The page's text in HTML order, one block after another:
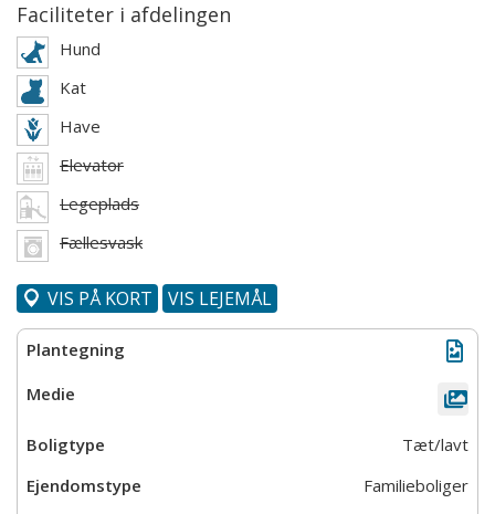
Faciliteter i afdelingen
Hund
Kat
Have
Elevator
Legeplads
Fællesvask
VIS PÅ KORT VIS LEJEMÅL
Tæt/lavt
Familieboliger